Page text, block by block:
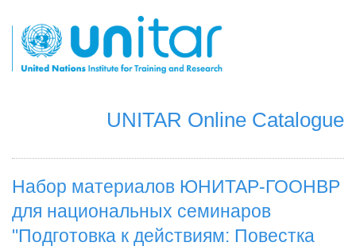
main
content
UNITAR Online Catalogue
Набор материалов ЮНИТАР-ГООНВР
для национальных семинаров
"Подготовка к действиям: Повестка